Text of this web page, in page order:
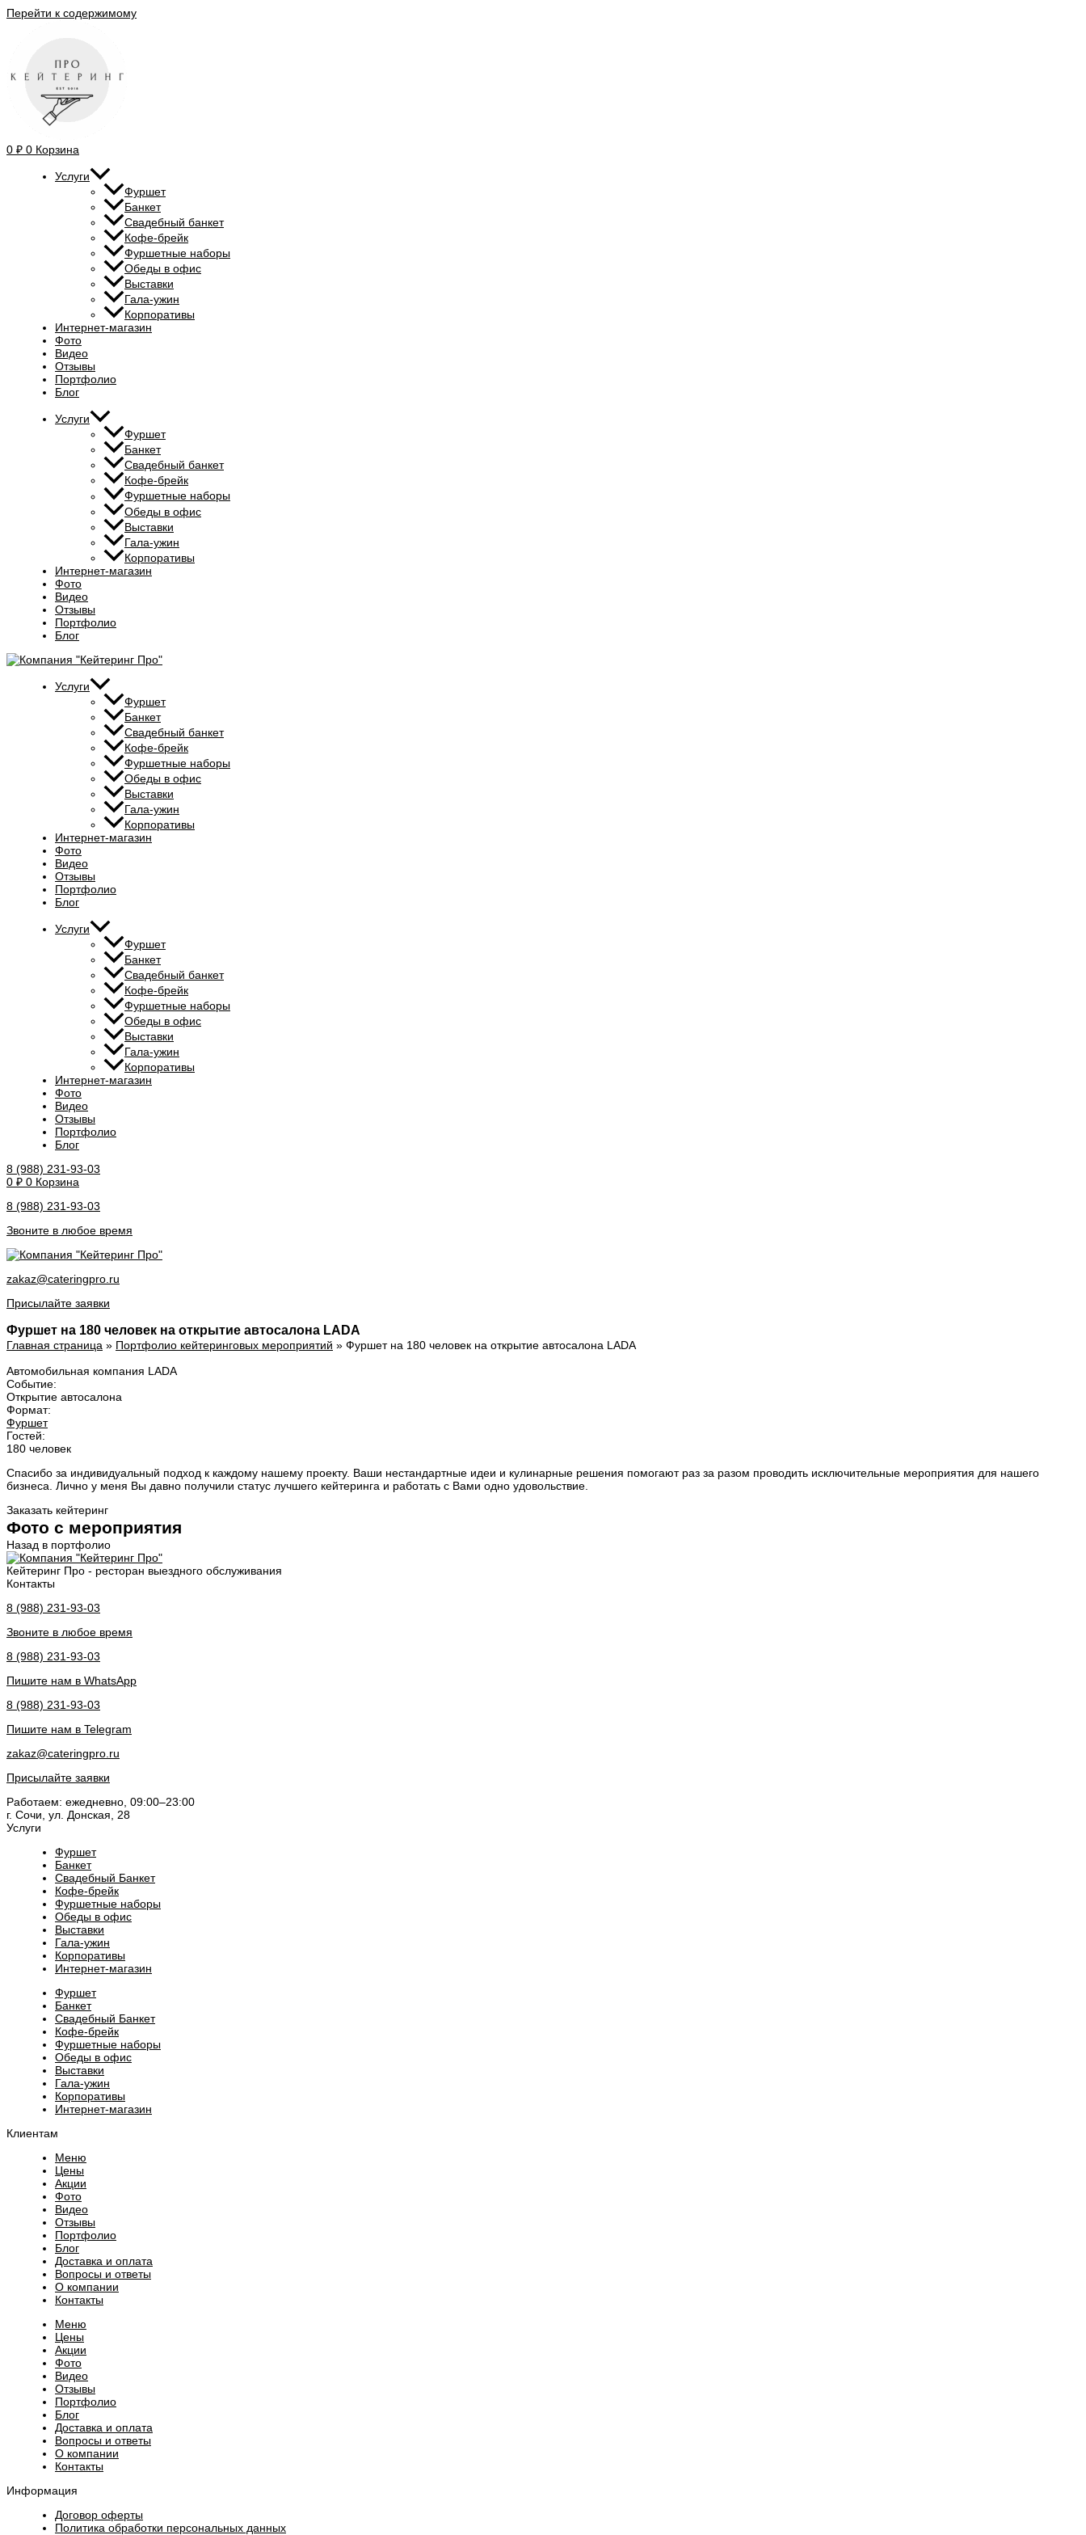
Перейти к содержимому
0 ₽ 0 Корзина
Услуги
Фуршет
Банкет
Свадебный банкет
Кофе-брейк
Фуршетные наборы
Обеды в офис
Выставки
Гала-ужин
Корпоративы
Интернет-магазин
Фото
Видео
Отзывы
Портфолио
Блог
Услуги
Фуршет
Банкет
Свадебный банкет
Кофе-брейк
Фуршетные наборы
Обеды в офис
Выставки
Гала-ужин
Корпоративы
Интернет-магазин
Фото
Видео
Отзывы
Портфолио
Блог
Услуги
Фуршет
Банкет
Свадебный банкет
Кофе-брейк
Фуршетные наборы
Обеды в офис
Выставки
Гала-ужин
Корпоративы
Интернет-магазин
Фото
Видео
Отзывы
Портфолио
Блог
Услуги
Фуршет
Банкет
Свадебный банкет
Кофе-брейк
Фуршетные наборы
Обеды в офис
Выставки
Гала-ужин
Корпоративы
Интернет-магазин
Фото
Видео
Отзывы
Портфолио
Блог
8 (988) 231-93-03
0 ₽ 0 Корзина
8 (988) 231-93-03
Звоните в любое время
zakaz@cateringpro.ru
Присылайте заявки
Фуршет на 180 человек на открытие автосалона LADA
Главная страница » Портфолио кейтеринговых мероприятий » Фуршет на 180 человек на открытие автосалона LADA
Автомобильная компания LADA
Событие:
Открытие автосалона
Формат:
Фуршет
Гостей:
180 человек
Спасибо за индивидуальный подход к каждому нашему проекту. Ваши нестандартные идеи и кулинарные решения помогают раз за разом проводить исключительные мероприятия для нашего
бизнеса. Лично у меня Вы давно получили статус лучшего кейтеринга и работать с Вами одно удовольствие.
Заказать кейтеринг
Фото с мероприятия
Назад в портфолио
Кейтеринг Про - ресторан выездного обслуживания
Контакты
8 (988) 231-93-03
Звоните в любое время
8 (988) 231-93-03
Пишите нам в WhatsApp
8 (988) 231-93-03
Пишите нам в Telegram
zakaz@cateringpro.ru
Присылайте заявки
Работаем: ежедневно, 09:00–23:00
г. Сочи, ул. Донская, 28
Услуги
Фуршет
Банкет
Свадебный Банкет
Кофе-брейк
Фуршетные наборы
Обеды в офис
Выставки
Гала-ужин
Корпоративы
Интернет-магазин
Фуршет
Банкет
Свадебный Банкет
Кофе-брейк
Фуршетные наборы
Обеды в офис
Выставки
Гала-ужин
Корпоративы
Интернет-магазин
Клиентам
Меню
Цены
Акции
Фото
Видео
Отзывы
Портфолио
Блог
Доставка и оплата
Вопросы и ответы
О компании
Контакты
Меню
Цены
Акции
Фото
Видео
Отзывы
Портфолио
Блог
Доставка и оплата
Вопросы и ответы
О компании
Контакты
Информация
Договор оферты
Политика обработки персональных данных